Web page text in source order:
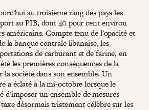
au troisième rang des pays les
au PIB, dont 40 pour cent environ
américains. Compte tenu de l'opacité et
la banque centrale libanaise, les
de carburant et de farine, en
les premières conséquences de la
la société dans son ensemble. Un
a éclaté à la mi-octobre lorsque le
d'imposer un ensemble de mesures
désormais tristement célèbre sur les